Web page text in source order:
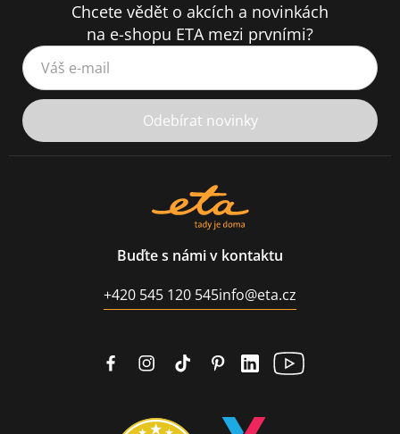
Chcete vědět o akcích a novinkách
na e-shopu ETA mezi prvními?
Váš e-mail
Odebírat novinky
Buďte s námi v kontaktu
+420 545 120 545info@eta.cz